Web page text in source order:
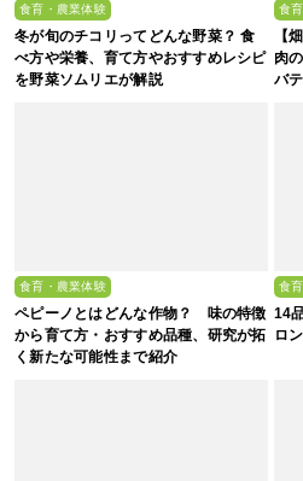
食育・農業体験
冬が旬のチコリってどんな野菜？ 食
べ方や栄養、育て方やおすすめレシピ
を野菜ソムリエが解説
食
【
肉
バ
食育・農業体験
ペピーノとはどんな作物？ 味の特徴
から育て方・おすすめ品種、研究が拓
く新たな可能性まで紹介
食
14
ロ